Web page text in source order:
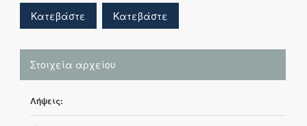
Κατεβάστε Κατεβάστε
Στοιχεία αρχείου
Λήψεις: